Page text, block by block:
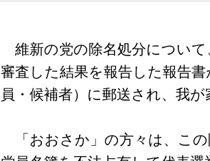
維新の党の除名処分について
審査した結果を報告した報告
員・候補者）に郵送され、我
「おおさか」の方々は、この